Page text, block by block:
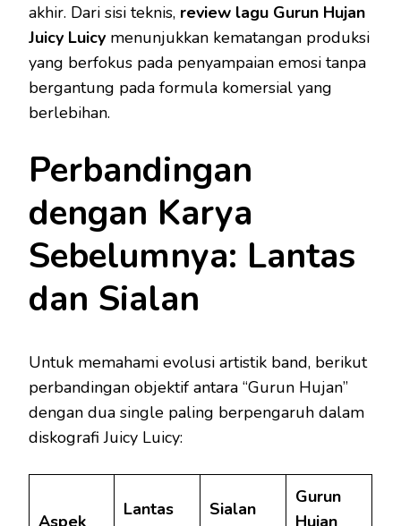
akhir. Dari sisi teknis, review lagu Gurun Hujan
Juicy Luicy menunjukkan kematangan produksi
yang berfokus pada penyampaian emosi tanpa
bergantung pada formula komersial yang
berlebihan.
Perbandingan
dengan Karya
Sebelumnya: Lantas
dan Sialan
Untuk memahami evolusi artistik band, berikut
perbandingan objektif antara “Gurun Hujan”
dengan dua single paling berpengaruh dalam
diskografi Juicy Luicy:
Lantas
Sialan
Gurun